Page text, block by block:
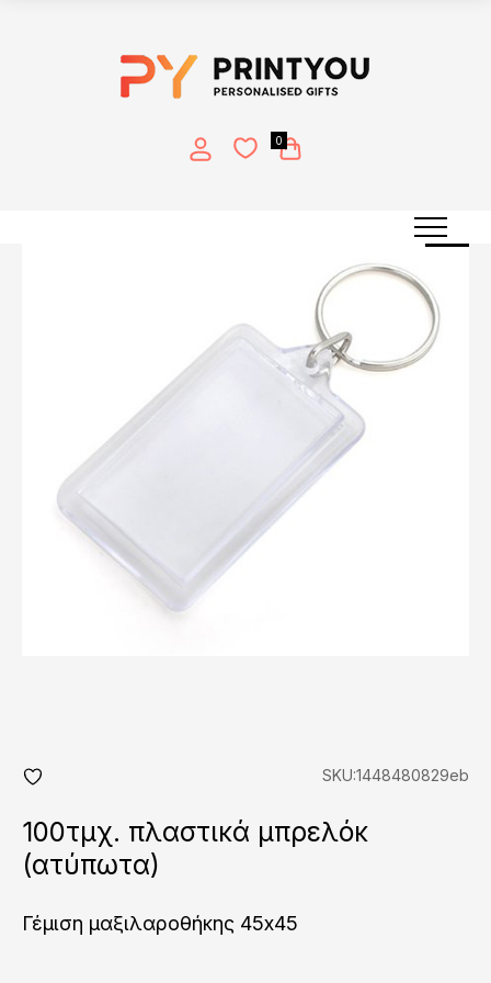
0
fav
SKU:1448480829eb
100τμχ. πλαστικά μπρελόκ
(ατύπωτα)
Γέμιση μαξιλαροθήκης 45x45